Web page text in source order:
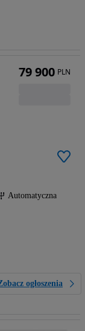
Automatyczna
ogłoszenia
79 900 PLN